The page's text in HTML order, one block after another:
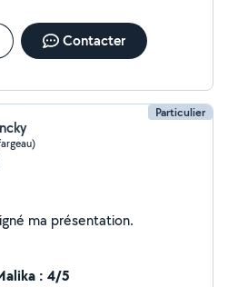
Contacter
Particulier
Je n'ai pas encore renseigné ma présentation.
: 4/5